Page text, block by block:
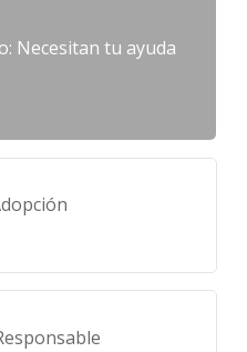
Necesitan tu ayuda